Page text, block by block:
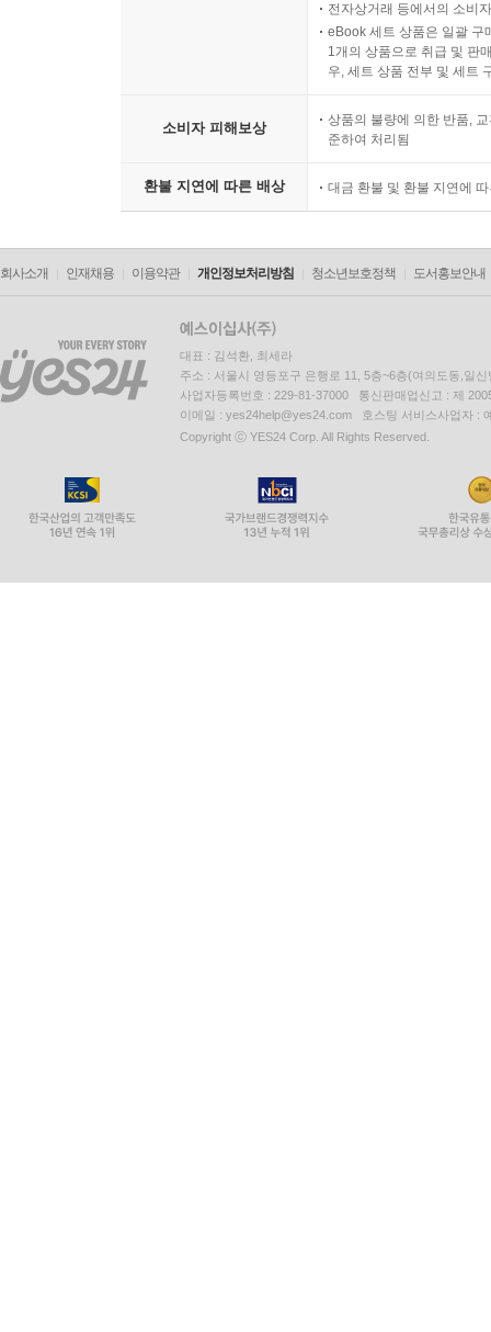
전자상거래 등에서의 소비
eBook 세트 상품은 일괄 구
1개의 상품으로 취급 및 판
우, 세트 상품 전부 및 세트
소비자 피해보상
상품의 불량에 의한 반품,
준하여 처리됨
환불 지연에 따른 배상 대금 환불 및 환불 지연에
회사소개 인재채용 이용약관 개인정보처리방침 청소년보호정책 도서홍보안내
대표 : 김석환, 최세라
주소 : 서울시 영등포구 은행로 11, 5층~6층(여의도동,일신
사업자등록번호 : 229-81-37000 통신판매업신고 : 제
이메일 : yes24help@yes24.com 호스팅 서비스사업자 :
Copyright ⓒ YES24 Corp. All Rights Reserved.